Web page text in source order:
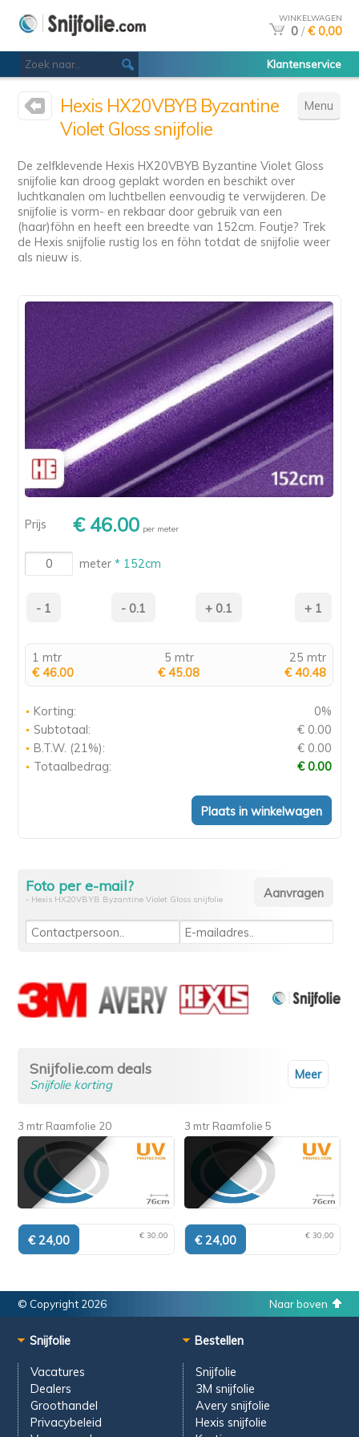
WINKELWAGEN
0 / € 0,00
Klantenservice
Menu
Hexis HX20VBYB Byzantine
Violet Gloss snijfolie
De zelfklevende Hexis HX20VBYB Byzantine Violet Gloss
snijfolie kan droog geplakt worden en beschikt over
luchtkanalen om luchtbellen eenvoudig te verwijderen. De
snijfolie is vorm- en rekbaar door gebruik van een
(haar)föhn en heeft een breedte van 152cm. Foutje? Trek
de Hexis snijfolie rustig los en föhn totdat de snijfolie weer
als nieuw is.
Prijs € 46.00 per meter
meter* 152cm
1 mtr
€ 46.00
5 mtr
€ 45.08
25 mtr
€ 40.48
Korting:
0%
Subtotaal:
€ 0.00
B.T.W. (21%):
€ 0.00
Totaalbedrag:
€ 0.00
Foto per e-mail?
- Hexis HX20VBYB Byzantine Violet Gloss snijfolie
Meer
Snijfolie.com deals
Snijfolie korting
3 mtr Raamfolie 20
€ 30,00
3 mtr Raamfolie 5
€ 30,00
Naar boven
© Copyright 2026
Snijfolie
Vacatures
Dealers
Groothandel
Privacybeleid
Bestellen
Snijfolie
3M snijfolie
Avery snijfolie
Hexis snijfolie